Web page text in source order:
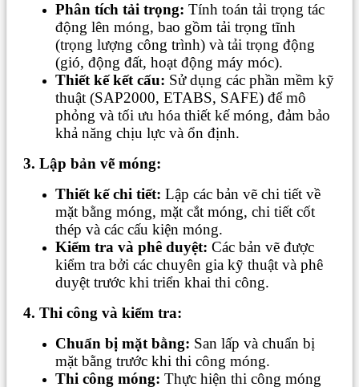
Phân tích tải trọng: Tính toán tải trọng tác
động lên móng, bao gồm tải trọng tĩnh
(trọng lượng công trình) và tải trọng động
(gió, động đất, hoạt động máy móc).
Thiết kế kết cấu: Sử dụng các phần mềm kỹ
thuật (SAP2000, ETABS, SAFE) để mô
phỏng và tối ưu hóa thiết kế móng, đảm bảo
khả năng chịu lực và ổn định.
3. Lập bản vẽ móng:
Thiết kế chi tiết: Lập các bản vẽ chi tiết về
mặt bằng móng, mặt cắt móng, chi tiết cốt
thép và các cấu kiện móng.
Kiểm tra và phê duyệt: Các bản vẽ được
kiểm tra bởi các chuyên gia kỹ thuật và phê
duyệt trước khi triển khai thi công.
4. Thi công và kiểm tra:
Chuẩn bị mặt bằng: San lấp và chuẩn bị
mặt bằng trước khi thi công móng.
Thi công móng: Thực hiện thi công móng